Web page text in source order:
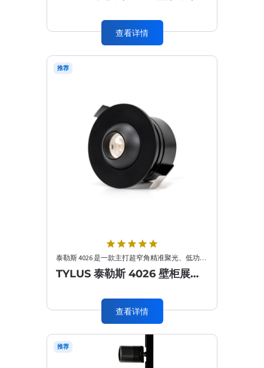
查看详情
推荐
star star star star star
泰勒斯 4026 是一款主打超窄角精准聚光、低功率高亮聚焦的展柜 / 橱窗顶光专用灯，以 15° 极窄光束、日亚 ···
TYLUS 泰勒斯 4026 壁柜展柜橱窗顶光照明
查看详情
推荐